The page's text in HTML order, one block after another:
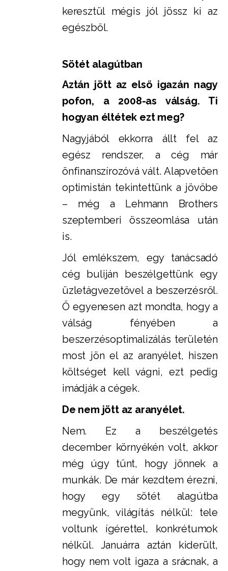
keresztül mégis jól jössz ki az
egészből.
Sötét alagútban
Aztán jött az első igazán nagy
pofon, a 2008-as válság. Ti
hogyan éltétek ezt meg?
Nagyjából ekkorra állt fel az
egész rendszer, a cég már
önfinanszírozóvá vált. Alapvetően
optimistán tekintettünk a jövőbe
– még a Lehmann Brothers
szeptemberi összeomlása után
is.
Jól emlékszem, egy tanácsadó
cég buliján beszélgettünk egy
üzletágvezetővel a beszerzésről.
Ő egyenesen azt mondta, hogy a
válság fényében a
beszerzésoptimalizálás területén
most jön el az aranyélet, hiszen
költséget kell vágni, ezt pedig
imádják a cégek.
De nem jött az aranyélet.
Nem. Ez a beszélgetés
december környékén volt, akkor
még úgy tűnt, hogy jönnek a
munkák. De már kezdtem érezni,
hogy egy sötét alagútba
megyünk, világítás nélkül: tele
voltunk ígérettel, konkrétumok
nélkül. Januárra aztán kiderült,
hogy nem volt igaza a srácnak, a